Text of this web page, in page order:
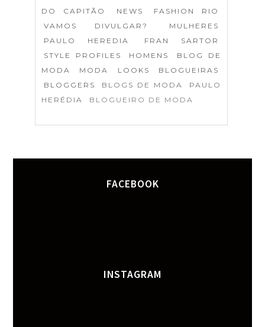
DO CAPITÃO
NEWS
FASHION RIO
VAMOS DIVULGAR?
MULHERES
PAULO HEREDIA
FRAN SARTOR
STYLE PROFILES
HOMENS
BLOG DE
MODA
MODA LOOKS
BLOGUEIRAS
BLOGGERS
BLOGS DE MODA
PAULO
HERÉDIA
BLOGUEIRO DE MODA
FACEBOOK
INSTAGRAM